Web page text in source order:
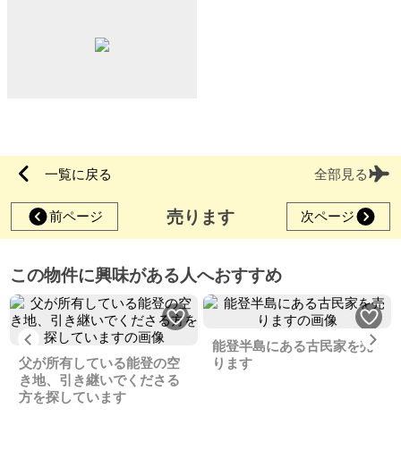
一覧に戻る 全部見る
前ページ 売ります 次ページ
この物件に興味がある人へおすすめ
Previous
父が所有している能登の空
き地、引き継いでくださる
方を探しています
能登半島にある古民家を売
ります